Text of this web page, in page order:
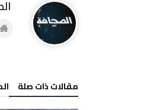
‫مقالات ذات صلة‬